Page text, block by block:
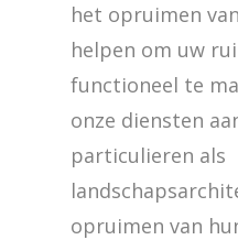
het opruimen
helpen om uw
functioneel te
onze diensten
particulieren als
opruimen van